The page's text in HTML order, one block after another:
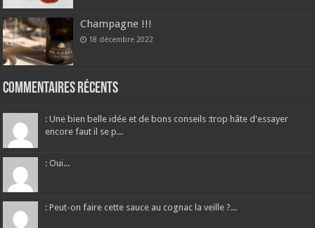
Champagne !!!
18 décembre 2022
Commentaires récents
: Une bien belle idée et de bons conseils :trop hâte d'essayer
encore faut il se p...
: Oui...
: Peut-on faire cette sauce au cognac la veille ?...